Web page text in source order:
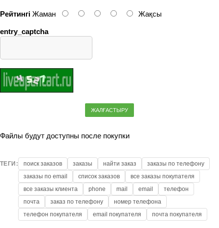
Рейтингі Жаман Жақсы
entry_captcha
ЖАЛҒАСТЫРУ
Файлы будут доступны после покупки
ТЕГИ: поиск заказов заказы найти заказ
заказы по телефону
заказы по email
список заказов
все заказы покупателя
все заказы клиента
phone mail email
телефон
почта
заказ по телефону
номер телефона
телефон покупателя
email покупателя почта покупателя